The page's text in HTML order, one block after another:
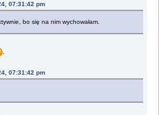
07:31:42 pm
bo się na nim wychowałam.
.
07:31:42 pm